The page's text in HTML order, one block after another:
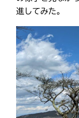
進してみた。